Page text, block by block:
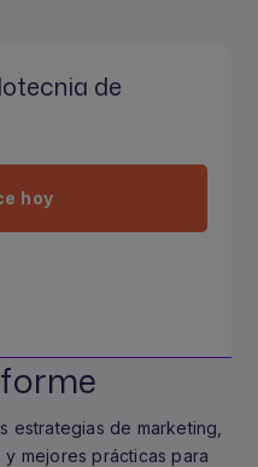
estrategias de marketing,
mejores prácticas para
de
hoy